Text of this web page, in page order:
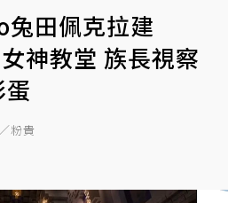
田佩克拉建
神教堂 族長視察
粉貴